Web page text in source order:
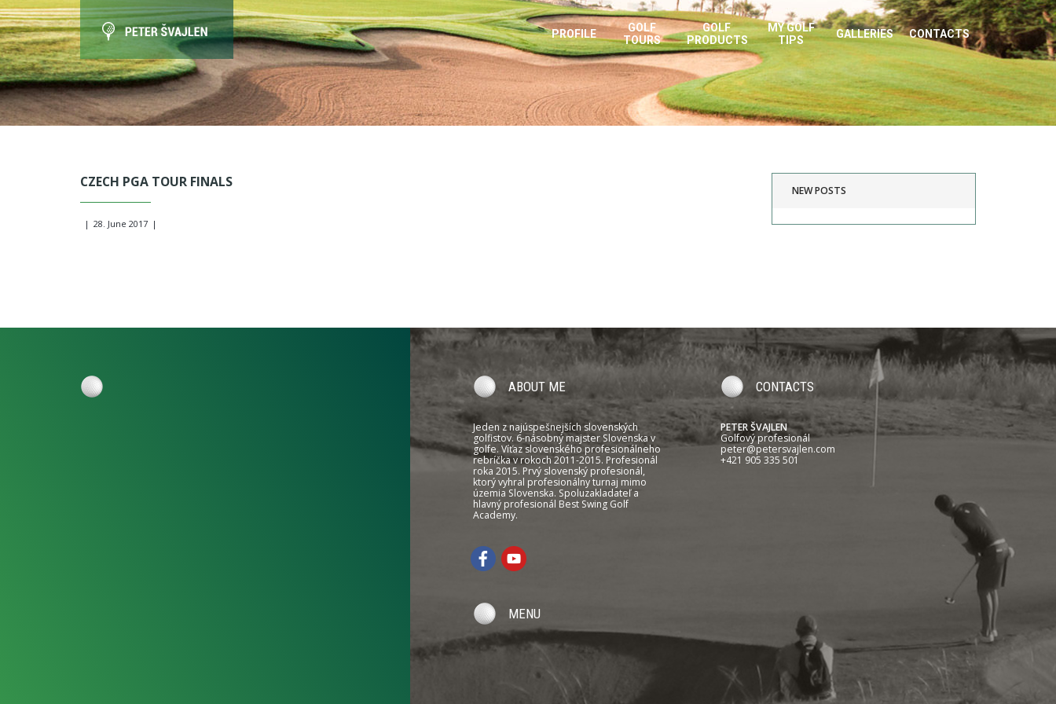
PROFILE
GOLF
TOURS
GOLF
PRODUCTS
MY GOLF
TIPS
GALLERIES CONTACTS
CZECH PGA TOUR FINALS
| 28. June 2017 |
NEW POSTS
ABOUT ME
Jeden z najúspešnejších slovenských
golfistov. 6-násobný majster Slovenska v
golfe. Víťaz slovenského profesionálneho
rebríčka v rokoch 2011-2015. Profesionál
roka 2015. Prvý slovenský profesionál,
ktorý vyhral profesionálny turnaj mimo
územia Slovenska. Spoluzakladateľ a
hlavný profesionál Best Swing Golf
Academy.
CONTACTS
PETER ŠVAJLEN
Golfový profesionál
peter@petersvajlen.com
+421 905 335 501
MENU